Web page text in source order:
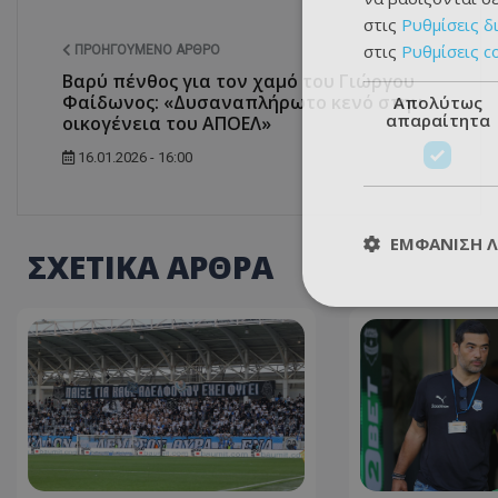
ΠΡΟΗΓΟΎΜΕΝΟ ΆΡΘΡΟ
Βαρύ πένθος για τον χαμό του Γιώργου
Φαίδωνος: «Δυσαναπλήρωτο κενό στην
οικογένεια του ΑΠΟΕΛ»
16.01.2026 - 16:00
ΣΧΕΤΙΚΑ ΑΡΘΡΑ
στις Ρυθμίσεις
στις Ρυθμίσεις
Απολύτως
απαραίτητα
ΕΜΦΆΝΙΣΗ